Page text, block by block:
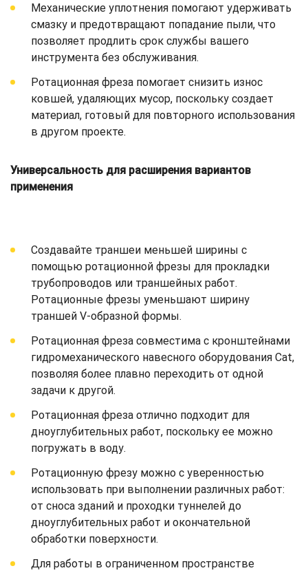
Механические уплотнения помогают удерживать
смазку и предотвращают попадание пыли, что
позволяет продлить срок службы вашего
инструмента без обслуживания.
Ротационная фреза помогает снизить износ
ковшей, удаляющих мусор, поскольку создает
материал, готовый для повторного использования
в другом проекте.
Универсальность для расширения вариантов
применения
Создавайте траншеи меньшей ширины с
помощью ротационной фрезы для прокладки
трубопроводов или траншейных работ.
Ротационные фрезы уменьшают ширину
траншей V-образной формы.
Ротационная фреза совместима с кронштейнами
гидромеханического навесного оборудования Cat,
позволяя более плавно переходить от одной
задачи к другой.
Ротационная фреза отлично подходит для
дноуглубительных работ, поскольку ее можно
погружать в воду.
Ротационную фрезу можно с уверенностью
использовать при выполнении различных работ:
от сноса зданий и проходки туннелей до
дноуглубительных работ и окончательной
обработки поверхности.
Для работы в ограниченном пространстве